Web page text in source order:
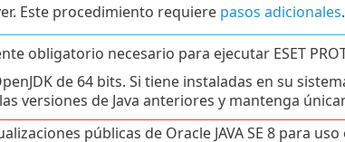
Este procedimiento requiere pasos adicionales.
obligatorio necesario para ejecutar ESET
de 64 bits. Si tiene instaladas en su
versiones de Java anteriores y mantenga
públicas de Oracle JAVA SE 8 para